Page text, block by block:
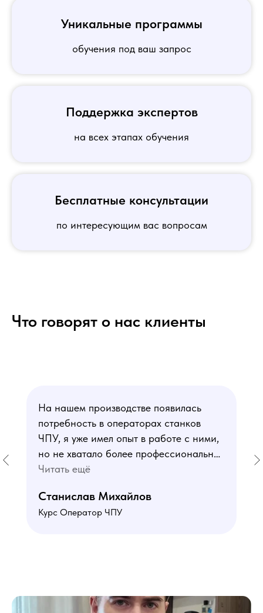
Уникальные программы
обучения под ваш запрос
Поддержка экспертов
на всех этапах обучения
Бесплатные консультации
по интересующим вас вопросам
Что говорят о нас клиенты
На нашем производстве появилась
потребность в операторах станков
ЧПУ, я уже имел опыт в работе с ними,
но не хватало более профессиональных
знаний. В курсе мне понравился блок
и программированию - это как раз то,
чего мне не хватало. Преподаватели
доволен, в работе всё пригодилось!
Читать ещё
Станислав Михайлов
Курс Оператор ЧПУ